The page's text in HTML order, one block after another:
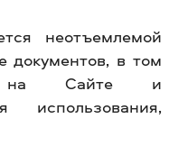
неотъемлемой
документов, в том
на Сайте и
использования,